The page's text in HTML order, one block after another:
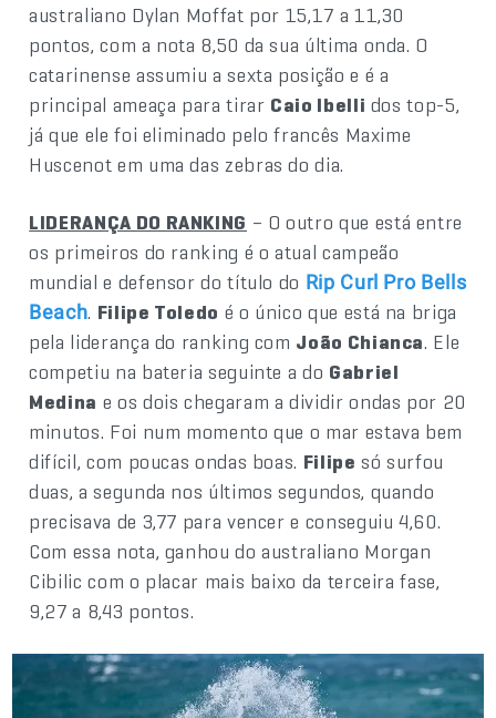
australiano Dylan Moffat por 15,17 a 11,30
pontos, com a nota 8,50 da sua última onda. O
catarinense assumiu a sexta posição e é a
principal ameaça para tirar Caio Ibelli dos top-5,
já que ele foi eliminado pelo francês Maxime
Huscenot em uma das zebras do dia.
LIDERANÇA DO RANKING – O outro que está entre
os primeiros do ranking é o atual campeão
mundial e defensor do título do Rip Curl Pro Bells
Beach. Filipe Toledo é o único que está na briga
pela liderança do ranking com João Chianca. Ele
competiu na bateria seguinte a do Gabriel
Medina e os dois chegaram a dividir ondas por 20
minutos. Foi num momento que o mar estava bem
difícil, com poucas ondas boas. Filipe só surfou
duas, a segunda nos últimos segundos, quando
precisava de 3,77 para vencer e conseguiu 4,60.
Com essa nota, ganhou do australiano Morgan
Cibilic com o placar mais baixo da terceira fase,
9,27 a 8,43 pontos.